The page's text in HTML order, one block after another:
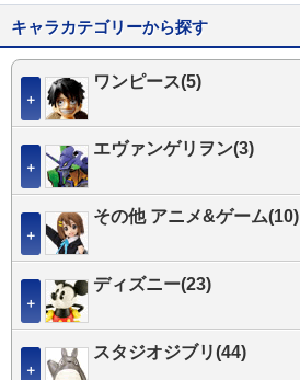
キャラカテゴリーから探す
＋
ワンピース(5)
＋
エヴァンゲリヲン(3)
＋
その他 アニメ&ゲーム(10)
＋
ディズニー(23)
＋
スタジオジブリ(44)